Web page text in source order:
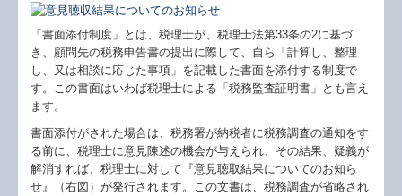
「書面添付制度」とは、税理士が、税理士法第33条の2に基づ
き、顧問先の税務申告書の提出に際して、自ら「計算し、整理
し、又は相談に応じた事項」を記載した書面を添付する制度で
す。この書面はいわば税理士による「税務監査証明書」とも言え
ます。
書面添付がされた場合は、税務署が納税者に税務調査の通知をす
る前に、税理士に意見陳述の機会が与えられ、その結果、疑義が
解消すれば、税理士に対して『意見聴取結果についてのお知ら
せ』（右図）が発行されます。この文書は、税務調査が省略され